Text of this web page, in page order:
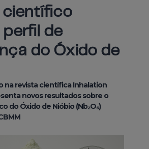
científico
de
do Óxido de
na revista científica Inhalation
novos resultados sobre o
do Óxido de Nióbio (Nb₂O₅)